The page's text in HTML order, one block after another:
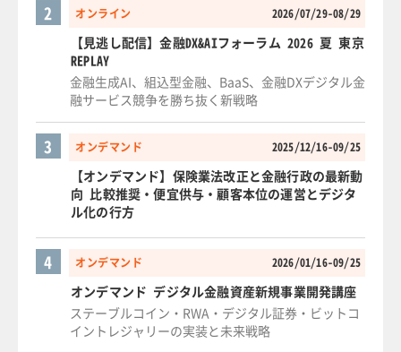
オンライン 2026/07/29-08/29
2
【見逃し配信】金融DX&AIフォーラム 2026 夏 東京
REPLAY
金融生成AI、組込型金融、BaaS、金融DXデジタル金
融サービス競争を勝ち抜く新戦略
オンデマンド 2025/12/16-09/25
3
【オンデマンド】保険業法改正と金融行政の最新動
向 比較推奨・便宜供与・顧客本位の運営とデジタ
ル化の行方
オンデマンド 2026/01/16-09/25
4
オンデマンド デジタル金融資産新規事業開発講座
ステーブルコイン・RWA・デジタル証券・ビットコ
イントレジャリーの実装と未来戦略